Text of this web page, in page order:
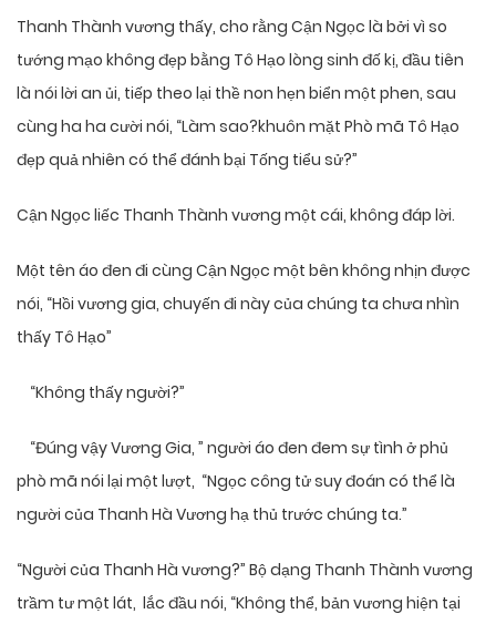
Thanh Thành vương thấy, cho rằng Cận Ngọc là bởi vì so
tướng mạo không đẹp bằng Tô Hạo lòng sinh đố kị, đầu tiên
là nói lời an ủi, tiếp theo lại thề non hẹn biển một phen, sau
cùng ha ha cười nói, “Làm sao?khuôn mặt Phò mã Tô Hạo
đẹp quả nhiên có thể đánh bại Tống tiểu sử?”
Cận Ngọc liếc Thanh Thành vương một cái, không đáp lời.
Một tên áo đen đi cùng Cận Ngọc một bên không nhịn được
nói, “Hồi vương gia, chuyến đi này của chúng ta chưa nhìn
thấy Tô Hạo”
“Không thấy người?”
“Đúng vậy Vương Gia, ” người áo đen đem sự tình ở phủ
phò mã nói lại một lượt, “Ngọc công tử suy đoán có thể là
người của Thanh Hà Vương hạ thủ trước chúng ta.”
“Người của Thanh Hà vương?” Bộ dạng Thanh Thành vương
trầm tư một lát, lắc đầu nói, “Không thể, bản vương hiện tại